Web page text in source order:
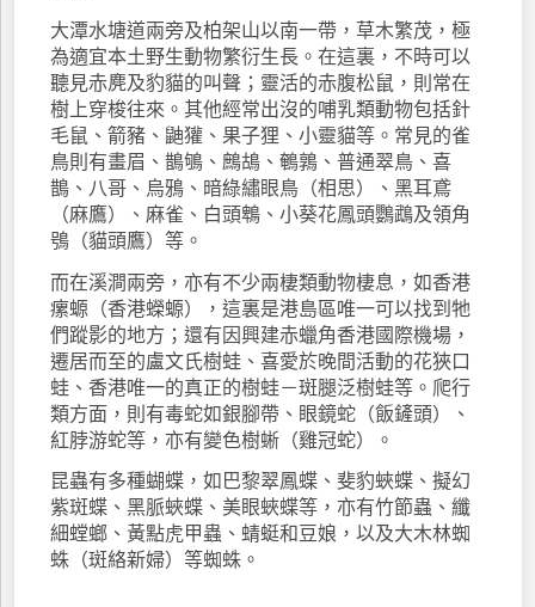
大潭水塘道兩旁及柏架山以南一帶，草木繁茂，極
為適宜本土野生動物繁衍生長。在這裏，不時可以
聽見赤麂及豹貓的叫聲；靈活的赤腹松鼠，則常在
樹上穿梭往來。其他經常出沒的哺乳類動物包括針
毛鼠、箭豬、鼬獾、果子狸、小靈貓等。常見的雀
鳥則有畫眉、鵲鴝、鷓鴣、鵪鶉、普通翠鳥、喜
鵲、八哥、烏鴉、暗綠繡眼鳥（相思）、黑耳鳶
（麻鷹）、麻雀、白頭鵯、小葵花鳳頭鸚鵡及領角
鴞（貓頭鷹）等。
而在溪澗兩旁，亦有不少兩棲類動物棲息，如香港
瘰螈（香港蠑螈），這裏是港島區唯一可以找到牠
們蹤影的地方；還有因興建赤蠟角香港國際機場，
遷居而至的盧文氏樹蛙、喜愛於晚間活動的花狹口
蛙、香港唯一的真正的樹蛙－斑腿泛樹蛙等。爬行
類方面，則有毒蛇如銀腳帶、眼鏡蛇（飯鏟頭）、
紅脖游蛇等，亦有變色樹蜥（雞冠蛇）。
昆蟲有多種蝴蝶，如巴黎翠鳳蝶、斐豹蛺蝶、擬幻
紫斑蝶、黑脈蛺蝶、美眼蛺蝶等，亦有竹節蟲、纖
細螳螂、黃點虎甲蟲、蜻蜓和豆娘，以及大木林蜘
蛛（斑絡新婦）等蜘蛛。